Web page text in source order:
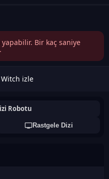
yapabilir. Bir kaç saniye
izle
Robotu
Rastgele Dizi